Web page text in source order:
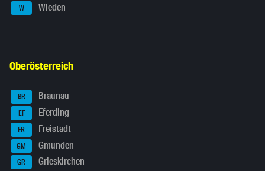
W Wieden
Oberösterreich
BR Braunau
EF Eferding
FR Freistadt
GM Gmunden
GR Grieskirchen